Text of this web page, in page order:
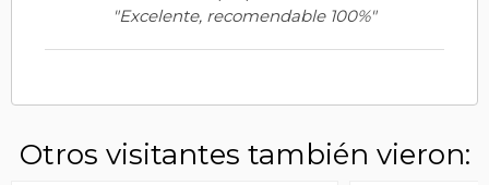
"Excelente, recomendable 100%"
Otros visitantes también vieron: